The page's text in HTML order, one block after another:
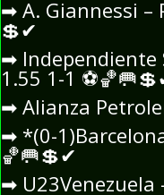
➡ A. Giannessi –
💲✔
➡ Independiente
1.55 1-1 ⚽🏀🥅💲
➡ Alianza
➡ *(0-
🏀🥅💲✔
➡